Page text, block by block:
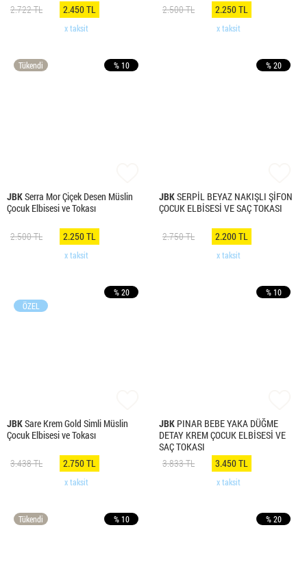
2.722 TL 2.450 TL
x taksit
2.500 TL 2.250 TL
x taksit
JBKSerra Mor Çiçek Desen Müslin
Çocuk Elbisesi ve Tokası
% 10
Tükendi
2.500 TL 2.250 TL
x taksit
JBKSERPİL BEYAZ NAKIŞLI ŞİFON
ÇOCUK ELBİSESİ VE SAÇ TOKASI
% 20
2.750 TL 2.200 TL
x taksit
JBKSare Krem Gold Simli Müslin
Çocuk Elbisesi ve Tokası
% 20
ÖZEL
3.438 TL 2.750 TL
x taksit
JBK PINAR BEBE YAKA DÜĞME
DETAY KREM ÇOCUK ELBİSESİ VE
SAÇ TOKASI
% 10
3.833 TL 3.450 TL
x taksit
% 10
Tükendi % 20